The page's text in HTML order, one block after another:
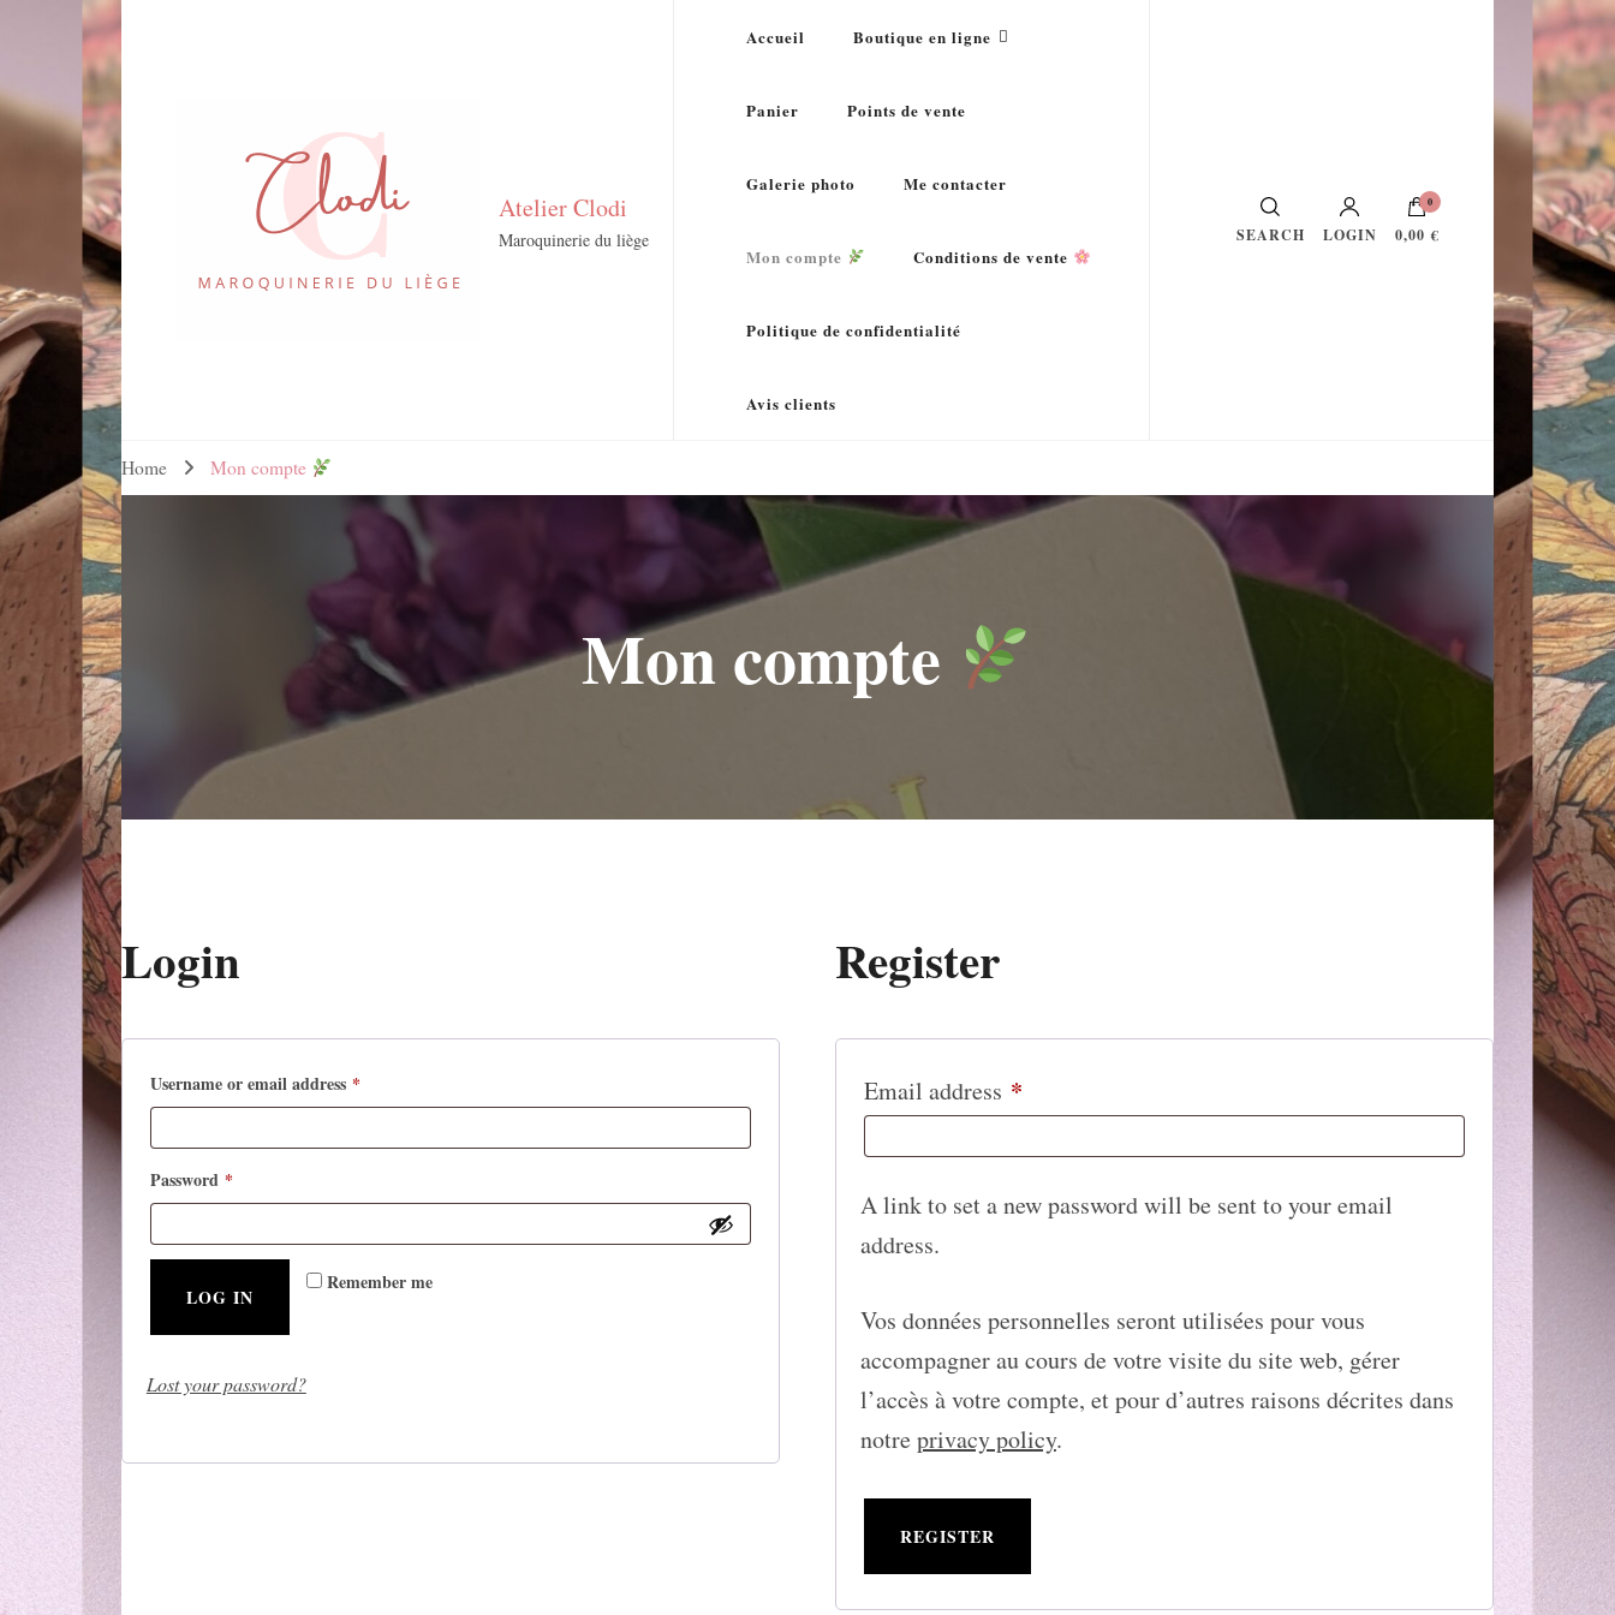
Atelier Clodi
Maroquinerie du liège
Accueil Boutique en ligne
Panier Points de vente
Galerie photo Me contacter
Mon compte Conditions de vente
Politique de confidentialité
Avis clients
SEARCH LOGIN
0
0,00 €
Home Mon compte
Mon compte
Login
Username or email address *Required
Password *Required
Remember me
LOG IN
Lost your password?
Register
Email address *Required
A link to set a new password will be sent to your email
address.
Vos données personnelles seront utilisées pour vous
accompagner au cours de votre visite du site web, gérer
l’accès à votre compte, et pour d’autres raisons décrites dans
notreprivacy policy.
REGISTER